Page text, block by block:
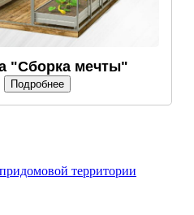
"Сборка мечты"
Подробнее
территории